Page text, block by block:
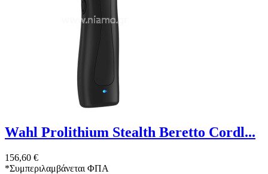
Wahl Prolithium Stealth Beretto Cordl...
156,60 €
*Συμπεριλαμβάνεται ΦΠΑ